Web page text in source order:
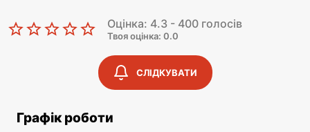
Оцінка: 4.3 - 400 голосів
Твоя оцінка: 0.0
СЛІДКУВАТИ
Графік роботи